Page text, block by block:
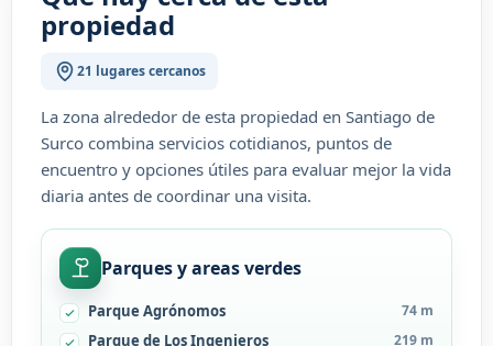
propiedad
21 lugares cercanos
La zona alrededor de esta propiedad en Santiago de
Surco combina servicios cotidianos, puntos de
encuentro y opciones útiles para evaluar mejor la vida
diaria antes de coordinar una visita.
Parques y areas verdes
Parque Agrónomos 74 m
Parque de Los Ingenieros 219 m